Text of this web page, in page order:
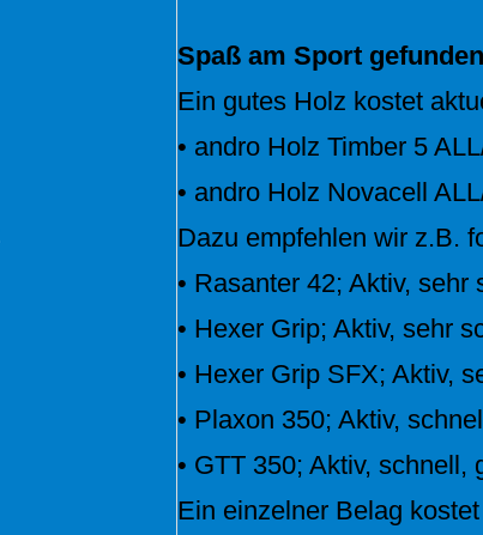
Spaß am Sport
Ein gutes Holz kostet
• andro Holz Timber 5
• andro Holz Novacell
Dazu empfehlen wir z.B.
• Rasanter 42; Aktiv,
• Hexer Grip; Aktiv, sehr
• Hexer Grip SFX; Aktiv,
• Plaxon 350; Aktiv,
• GTT 350; Aktiv, schnell,
Ein einzelner Belag